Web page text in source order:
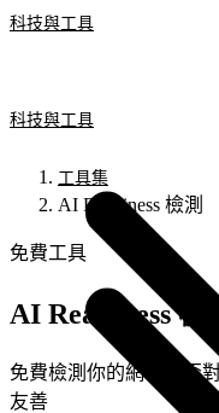
科技與工具
科技與工具
工具集
AI Readiness 檢測
免費工具
AI Readiness 檢
免費檢測你的網站是否
友善